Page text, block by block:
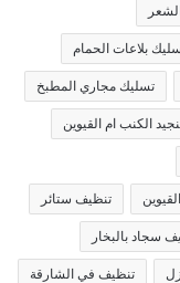
بلاعات الحمام
تسليك مجاري المطبخ
الكنب ام القيوين
تنظيف ستائر
سجاد بالبخار
تنظيف في الشارقة